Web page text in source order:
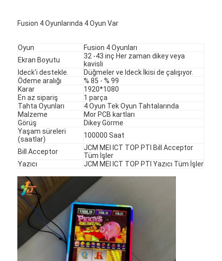
Evde
Ürün
Videolar
Bizim Hakkımızda
Fabrika turu
Fusion 4 Oyunlarında 4 Oyun Var
Oyun
Fusion 4 Oyunları
Ekran Boyutu
32 -43 inç Her zaman dikey veya
kavisli
Ideck'i destekle.
Düğmeler ve Ideck İkisi de çalışıyor.
Ödeme aralığı
% 85 - % 99
Karar
1920*1080
En az sipariş
1 parça
Tahta Oyunları
4 Oyun Tek Oyun Tahtalarında
Malzeme
Mor PCB kartları
Görüş
Dikey Görme
Yaşam süreleri
(saatlar)
100000 Saat
Bill Acceptor
JCM MEI ICT TOP PTI Bill Acceptor
Tüm İşler
Yazıcı
JCM MEI ICT TOP PTI Yazıcı Tüm İşler